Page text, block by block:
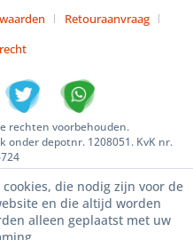
Retouraanvraag
rechten voorbehouden.
onder depotnr. 1208051. KvK nr.
die nodig zijn voor de
en die altijd worden
alleen geplaatst met uw